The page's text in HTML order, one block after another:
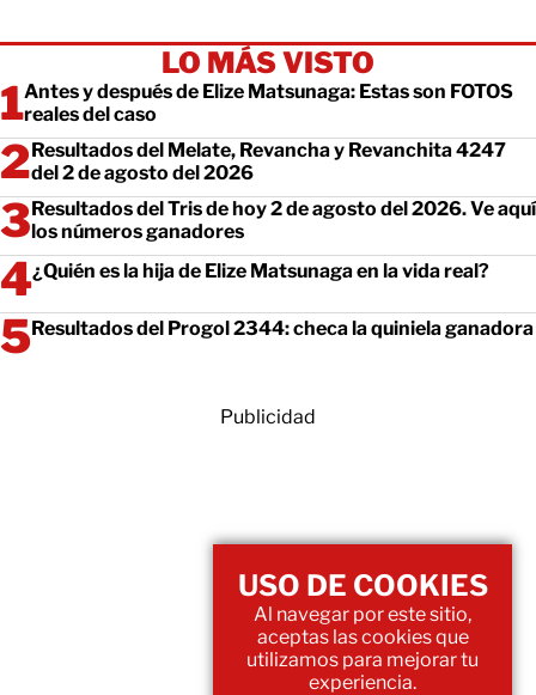
LO MÁS VISTO
Antes y después de Elize Matsunaga: Estas son FOTOS
reales del caso
Resultados del Melate, Revancha y Revanchita 4247
del 2 de agosto del 2026
Resultados del Tris de hoy 2 de agosto del 2026. Ve aquí
los números ganadores
¿Quién es la hija de Elize Matsunaga en la vida real?
Resultados del Progol 2344: checa la quiniela ganadora
Publicidad
USO DE COOKIES
Al navegar por este sitio,
aceptas las cookies que
utilizamos para mejorar tu
experiencia.